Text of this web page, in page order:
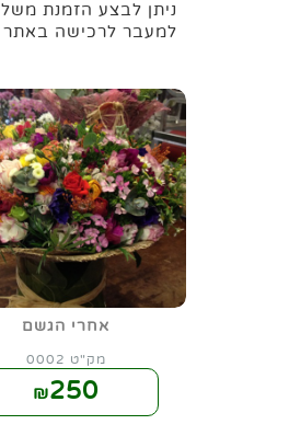
ניתן לבצע הזמנת
למעבר לרכישה באתר
אחרי הגשם
מק"ט 0002
₪250